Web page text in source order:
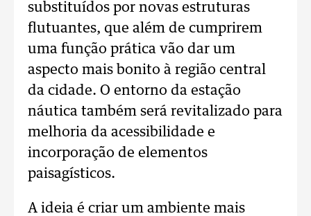
substituídos por novas estruturas
flutuantes, que além de cumprirem
uma função prática vão dar um
aspecto mais bonito à região central
da cidade. O entorno da estação
náutica também será revitalizado para
melhoria da acessibilidade e
incorporação de elementos
paisagísticos.
A ideia é criar um ambiente mais